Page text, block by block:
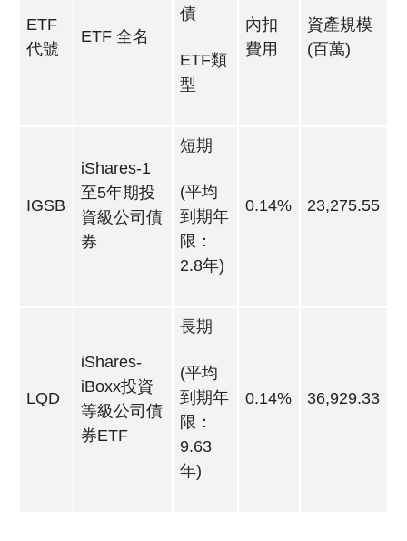
ETF
代號
ETF 全名
債
ETF類
型
內扣
費用
資產規模
(百萬)
IGSB
iShares-1
至5年期投
資級公司債
券
短期
(平均
到期年
限：
2.8年)
0.14% 23,275.55
LQD
iShares-
iBoxx投資
等級公司債
券ETF
長期
(平均
到期年
限：
9.63
年)
0.14% 36,929.33